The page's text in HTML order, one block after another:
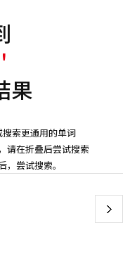
果
索更通用的单词
请在折叠后尝试搜索
尝试搜索。
下